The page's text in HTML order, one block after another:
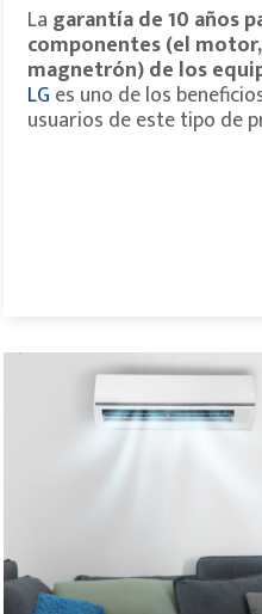
La garantía de 10 años
componentes (el
magnetrón) de los
LG es uno de los
usuarios de este tipo de